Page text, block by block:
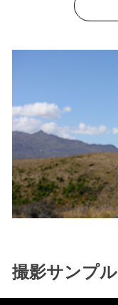
撮影サンプル